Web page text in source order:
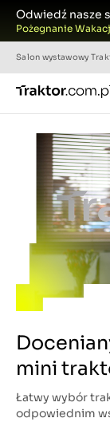
Odwiedź nasze
Pożegnanie
Salon wystawowy
mini
Łatwy wybór
odpowiednim